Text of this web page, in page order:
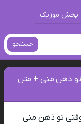
پخش موزیک
جستجو
تو ذهن منی + متن
تو ذهن منی